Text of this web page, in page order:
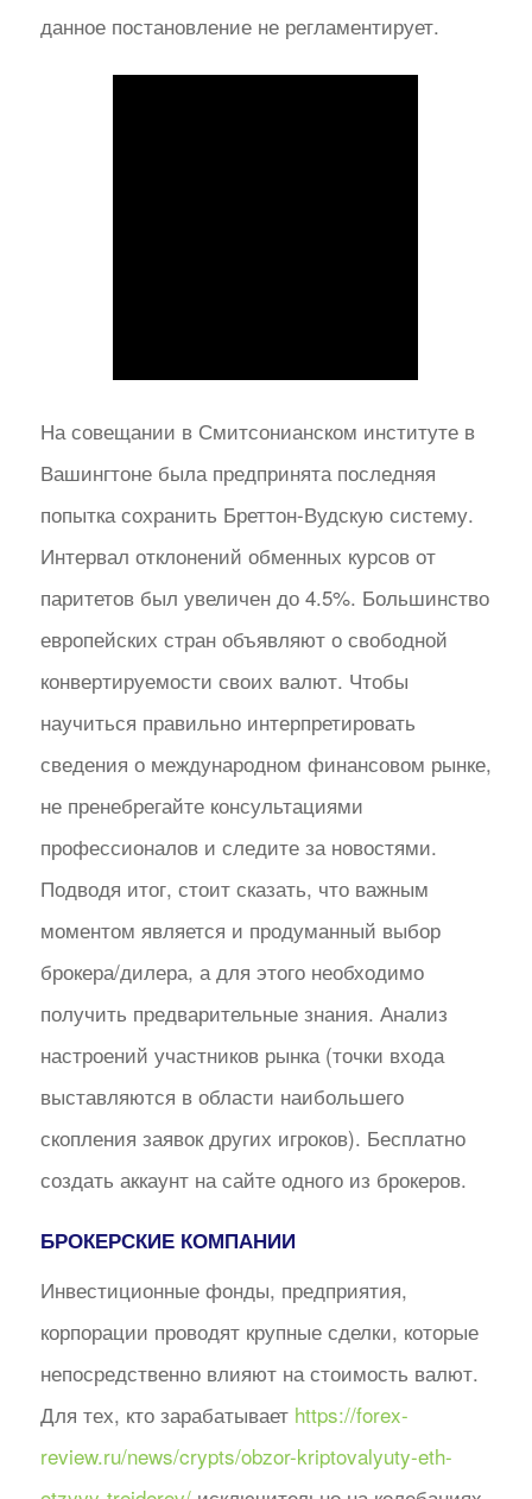
данное постановление не регламентирует.
На совещании в Смитсонианском институте в
Вашингтоне была предпринята последняя
попытка сохранить Бреттон-Вудскую систему.
Интервал отклонений обменных курсов от
паритетов был увеличен до 4.5%. Большинство
европейских стран объявляют о свободной
конвертируемости своих валют. Чтобы
научиться правильно интерпретировать
сведения о международном финансовом рынке,
не пренебрегайте консультациями
профессионалов и следите за новостями.
Подводя итог, стоит сказать, что важным
моментом является и продуманный выбор
брокера/дилера, а для этого необходимо
получить предварительные знания. Анализ
настроений участников рынка (точки входа
выставляются в области наибольшего
скопления заявок других игроков). Бесплатно
создать аккаунт на сайте одного из брокеров.
БРОКЕРСКИЕ КОМПАНИИ
Инвестиционные фонды, предприятия,
корпорации проводят крупные сделки, которые
непосредственно влияют на стоимость валют.
Для тех, кто зарабатывает https://forex-
review.ru/news/crypts/obzor-kriptovalyuty-eth-